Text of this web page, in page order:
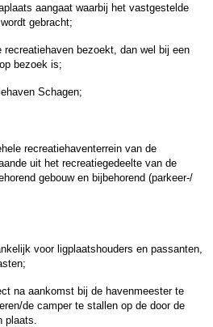
aangaat waarbij het vastgestelde
gebracht;
recreatiehaven bezoekt, dan wel bij een
bezoek is;
Schagen;
recreatiehaventerrein van de
uit het recreatiegedeelte van de
gebouw en bijbehorend (parkeer-/
voor ligplaatshouders en passanten,
na aankomst bij de havenmeester te
de camper te stallen op de door de
plaats.